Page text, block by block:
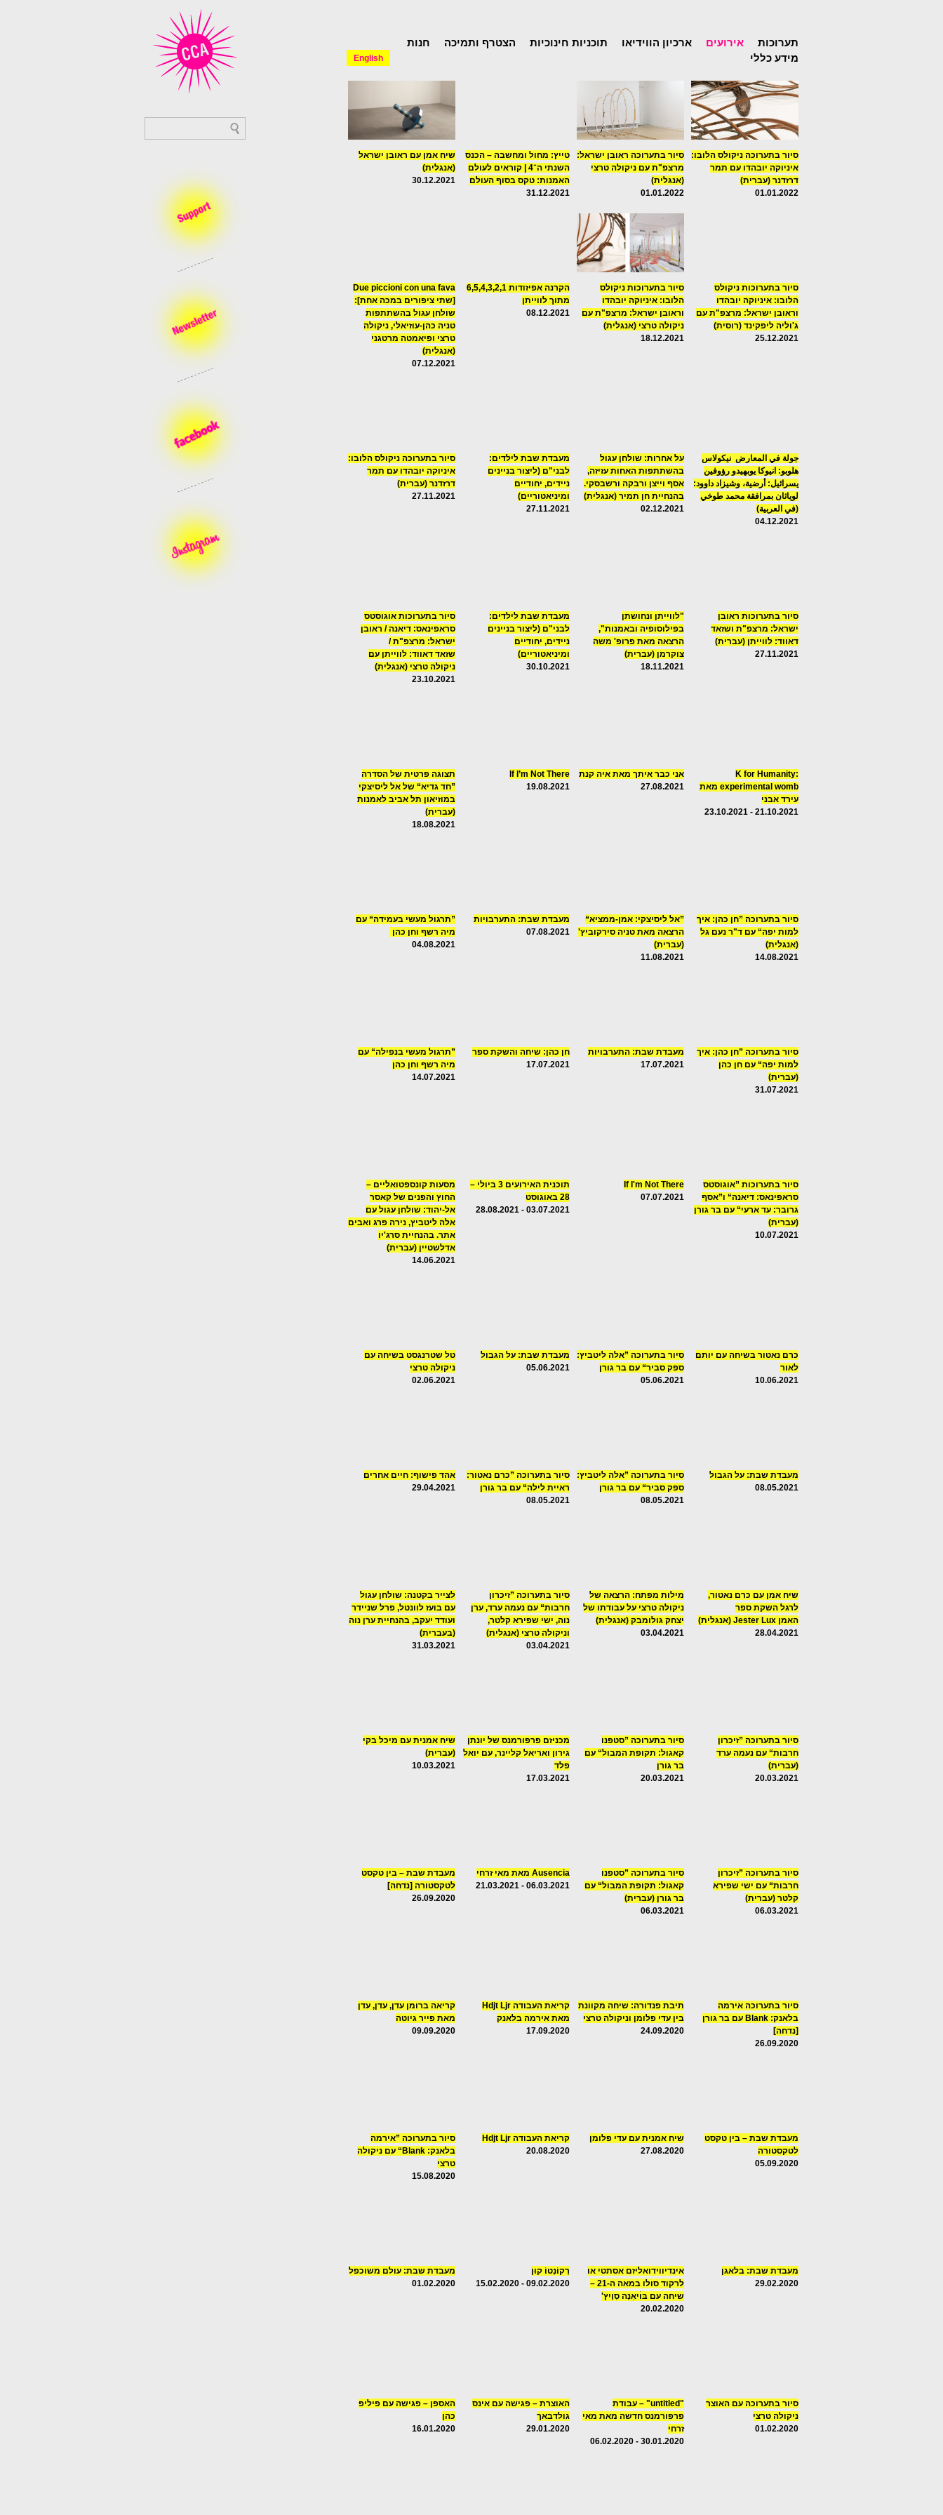
תערוכות אירועים ארכיון הווידיאו תוכניות חינוכיות הצטרף ותמיכה
חנות
מידע כללי
English
סיור בתערוכה ניקולס הלובו:
איניוקה יובהדו עם תמר
דרזדנר (עברית)
01.01.2022
סיור בתערוכה ראובן ישראל:
מרצפ"ת עם ניקולה טרצי
(אנגלית)
01.01.2022
טייץ: מחול ומחשבה – הכנס
השנתי ה־4 | קוראים לעולם
האמנות: טקס בסוף העולם
31.12.2021
שיח אמן עם ראובן ישראל
(אנגלית)
30.12.2021
סיור בתערוכות ניקולס
הלובו: איניוקה יובהדו
וראובן ישראל: מרצפ"ת עם
ג'וליה ליפקינד (רוסית)
25.12.2021
סיור בתערוכות ניקולס
הלובו: איניוקה יובהדו
וראובן ישראל: מרצפ"ת עם
ניקולה טרצי (אנגלית)
18.12.2021
הקרנה אפיזודות 6,5,4,3,2,1
מתוך לווייתן
08.12.2021
Due piccioni con una fava
[שתי ציפורים במכה אחת]:
שולחן עגול בהשתתפות
טניה כהן-עוזיאלי, ניקולה
טרצי ופיאמטה מרטגני
(אנגלית)
07.12.2021
جولة في المعارض نيكولاس
هلوبو: انيوكا يوبهيدو رؤوفين
يسرائيل: أرضية، وشيزاد داوود:
لوياثان بمرافقة محمد طوخي
(في العربية)
04.12.2021
על אחרות: שולחן עגול
בהשתתפות האחות עזיזה,
אסף וייצן ורבקה ורשבסקי.
בהנחיית חן תמיר (אנגלית)
02.12.2021
מעבדת שבת לילדים:
לבני"ם (ליצור בניינים
ניידים, יחודיים
ומיניאטוריים)
27.11.2021
סיור בתערוכה ניקולס הלובו:
איניוקה יובהדו עם תמר
דרזדנר (עברית)
27.11.2021
סיור בתערוכות ראובן
ישראל: מרצפ"ת ושזאד
דאווד: לווייתן (עברית)
27.11.2021
"לווייתן ונחושתן
בפילוסופיה ובאמנות",
הרצאה מאת פרופ' משה
צוקרמן (עברית)
18.11.2021
מעבדת שבת לילדים:
לבני"ם (ליצור בניינים
ניידים, יחודיים
ומיניאטוריים)
30.10.2021
סיור בתערוכות אוגוסטס
סראפינאס: דיאנה / ראובן
ישראל: מרצפ"ת /
שזאד דאווד: לווייתן עם
ניקולה טרצי (אנגלית)
23.10.2021
K for Humanity:
experimental womb מאת
עירד אבני
21.10.2021 - 23.10.2021
אני כבר איתך מאת איה קנת
27.08.2021
If I’m Not There
19.08.2021
תצוגה פרטית של הסדרה
”חד גדיא“ של אל ליסיצקי
במוזיאון תל אביב לאמנות
(עברית)
18.08.2021
סיור בתערוכה ”חן כהן: איך
למות יפה“ עם ד"ר נעם גל
(אנגלית)
14.08.2021
”אל ליסיצקי: אמן-ממציא“
הרצאה מאת טניה סירקוביץ'
(עברית)
11.08.2021
מעבדת שבת: התערבויות
07.08.2021
”תרגול מעשי בעמידה“ עם
מיה רשף וחן כהן
04.08.2021
סיור בתערוכה ”חן כהן: איך
למות יפה“ עם חן כהן
(עברית)
31.07.2021
מעבדת שבת: התערבויות
17.07.2021
חן כהן: שיחה והשקת ספר
17.07.2021
”תרגול מעשי בנפילה“ עם
מיה רשף וחן כהן
14.07.2021
סיור בתערוכות ”אוגוסטס
סראפינאס: דיאנה“ ו”אסף
גרובר: עד ארעי“ עם בר גורן
(עברית)
10.07.2021
If I'm Not There
07.07.2021
תוכנית האירועים 3 ביולי –
28 באוגוסט
03.07.2021 - 28.08.2021
מסעות קונספטואליים –
החוץ והפנים של קַאסר
אל-יהוד: שולחן עגול עם
אלה ליטביץ, נירה פרג ואבים
אתר. בהנחיית סרג'יו
אדלשטיין (עברית)
14.06.2021
כרם נאטור בשיחה עם יותם
לאור
10.06.2021
סיור בתערוכה ”אלה ליטביץ:
ספק סביר“ עם בר גורן
05.06.2021
מעבדת שבת: על הגבול
05.06.2021
טל שטרנגסט בשיחה עם
ניקולה טרצי
02.06.2021
מעבדת שבת: על הגבול
08.05.2021
סיור בתערוכה ”אלה ליטביץ:
ספק סביר“ עם בר גורן
08.05.2021
סיור בתערוכה ”כרם נאטור:
ראיית לילה“ עם בר גורן
08.05.2021
אהד פישוף: חיים אחרים
29.04.2021
שיח אמן עם כרם נאטור,
לרגל השקת ספר
האמן Jester Lux (אנגלית)
28.04.2021
מילות מפתח: הרצאה של
ניקולה טרצי על עבודתו של
יצחק גולומבק (אנגלית)
03.04.2021
סיור בתערוכה ”זיכרון
חרבות“ עם נעמה ערד, ערן
נוה, ישי שפירא קלטר,
וניקולה טרצי (אנגלית)
03.04.2021
לצייר בקטנה: שולחן עגול
עם בועז לוונטל, פרל שניידר
ועודד יעקב, בהנחיית ערן נוה
(בעברית)
31.03.2021
סיור בתערוכה ”זיכרון
חרבות“ עם נעמה ערד
(עברית)
20.03.2021
סיור בתערוכה ”סטפנו
קאגול: תקופת המבול“ עם
בר גורן
20.03.2021
מכניזם פרפורמנס של יונתן
גירון ואריאל קליינר, עם יואל
פלד
17.03.2021
שיח אמנית עם מיכל בקי
(עברית)
10.03.2021
סיור בתערוכה ”זיכרון
חרבות“ עם ישי שפירא
קלטר (עברית)
06.03.2021
סיור בתערוכה ”סטפנו
קאגול: תקופת המבול“ עם
בר גורן (עברית)
06.03.2021
Ausencia מאת מאי זרחי
06.03.2021 - 21.03.2021
מעבדת שבת – בין טקסט
לטקסטורה [נדחה]
26.09.2020
סיור בתערוכה אירמה
בלאנק: Blank עם בר גורן
[נדחה]
26.09.2020
תיבת פנדורה: שיחה מקוונת
בין עדי פלומן וניקולה טרצי
24.09.2020
קריאת העבודה Hdjt Ljr
מאת אירמה בלאנק
17.09.2020
קריאה ברומן עדן, עדן, עדן
מאת פייר גיוטה
09.09.2020
מעבדת שבת – בין טקסט
לטקסטורה
05.09.2020
שיח אמנית עם עדי פלומן
27.08.2020
קריאת העבודה Hdjt Ljr
20.08.2020
סיור בתערוכה ”אירמה
בלאנק: Blank“ עם ניקולה
טרצי
15.08.2020
מעבדת שבת: בלאגן
29.02.2020
אינדיווידואליזם אסתטי או
לרקוד סולו במאה ה-21 –
שיחה עם בּוׄיאַנָה סְוֶיִץ'
20.02.2020
רַקוֹנְטוֹ קוּן
09.02.2020 - 15.02.2020
מעבדת שבת: עולם משוכפל
01.02.2020
סיור בתערוכה עם האוצר
ניקולה טרצי
01.02.2020
"untitled" – עבודת
פרפורמנס חדשה מאת מאי
זרחי
30.01.2020 - 06.02.2020
האוצרת – פגישה עם אינס
גולדבאך
29.01.2020
האספן – פגישה עם פיליפ
כהן
16.01.2020